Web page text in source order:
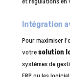
Intégration
Pour maximiser
votresolution
systèmes de